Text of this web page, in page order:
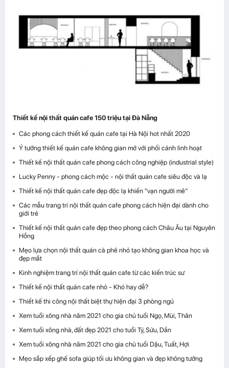
Thiết kế nội thất quán cafe 150 triệu tại Đà Nẵng
Các phong cách thiết kế quán cafe tại Hà Nội hot nhất 2020
Ý tưởng thiết kế quán cafe không gian mở với phối cảnh linh hoạt
Thiết kế nội thất quán cafe phong cách công nghiệp (industrial style)
Lucky Penny - phong cách mộc - nội thất quán cafe siêu độc và lạ
Thiết kế nội thất quán cafe đẹp độc lạ khiến "vạn người mê"
Các mẫu trang trí nội thất quán cafe phong cách hiện đại dành cho
giới trẻ
Thiết kế nội thất quán cafe đẹp theo phong cách Châu Âu tại Nguyên
Hồng
Mẹo lựa chọn nội thất quán cà phê nhỏ tạo không gian khoa học và
đẹp mắt
Kinh nghiệm trang trí nội thất quán cafe từ các kiến trúc sư
Thiết kế nội thất quán cafe nhỏ - Khó hay dễ?
Thiết kế thi công nội thất biệt thự hiện đại 3 phòng ngủ
Xem tuổi xông nhà năm 2021 cho gia chủ tuổi Ngọ, Mùi, Thân
Xem tuổi xông nhà, đất đẹp 2021 cho tuổi Tý, Sửu, Dần
Xem tuổi xông nhà năm 2021 cho gia chủ tuổi Dậu, Tuất, Hợi
Mẹo sắp xếp ghế sofa giúp tối ưu không gian và đẹp không tưởng